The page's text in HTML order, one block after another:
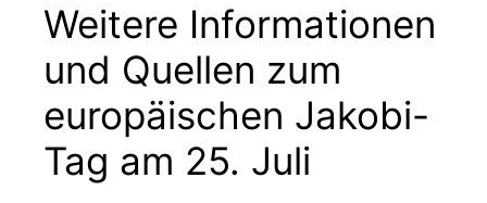
Weitere Informationen
und Quellen zum
europäischen Jakobi-
Tag am 25. Juli